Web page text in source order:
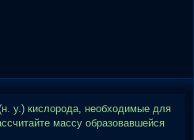
у.) кислорода, необходимые для
массу образовавшейся